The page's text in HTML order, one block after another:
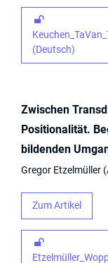
(Deutsch)
Zwischen
Positionalität.
bildenden
Gregor Etzelmüller
Zum Artikel